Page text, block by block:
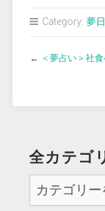
Category: 夢
← ＜夢占い＞社
全カテゴ